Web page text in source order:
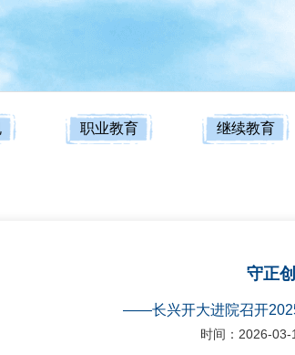
职业教育 继续教育
守正
——长兴开大进院召开
时间：2026-03-